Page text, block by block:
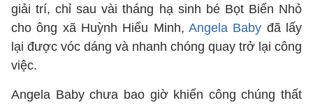
giải trí, chỉ sau vài tháng hạ sinh bé Bọt Biển Nhỏ
cho ông xã Huỳnh Hiểu Minh, Angela Baby đã lấy
lại được vóc dáng và nhanh chóng quay trở lại công
việc.
Angela Baby chưa bao giờ khiến công chúng thất